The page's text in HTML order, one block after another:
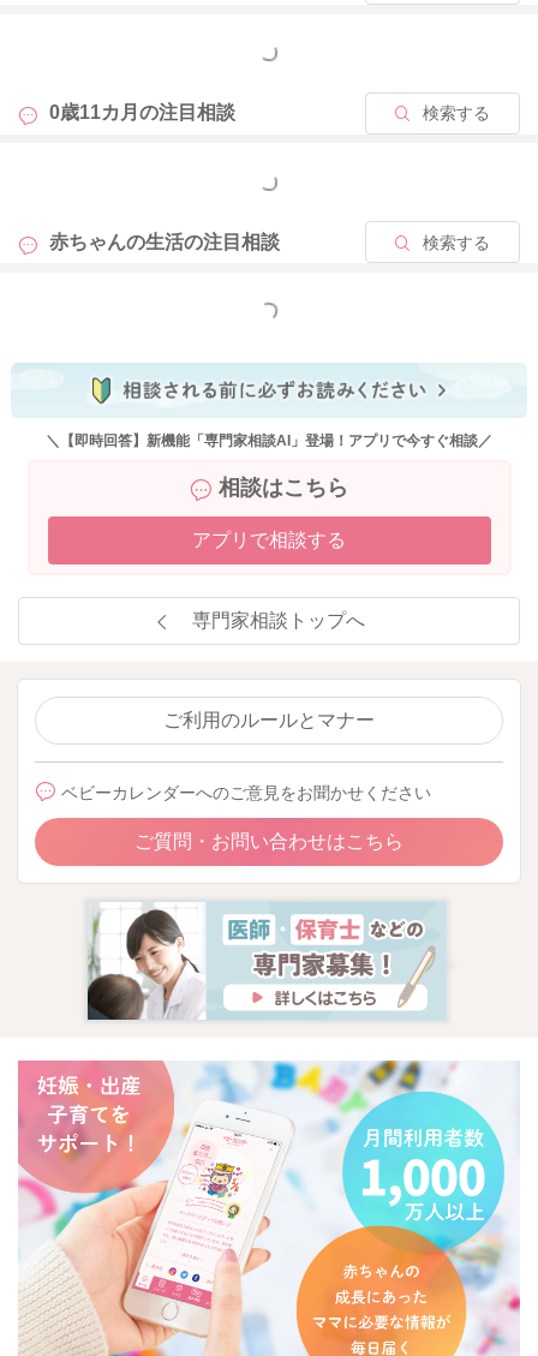
もっと見る
0歳11カ月の注目相談 検索する
もっと見る
赤ちゃんの生活の注目相談 検索する
もっと見る
＼【即時回答】新機能「専門家相談AI」登場！アプリで今すぐ相談／
相談はこちら
アプリで相談する
専門家相談トップへ
ご利用のルールとマナー
ベビーカレンダーへのご意見をお聞かせください
ご質問・お問い合わせはこちら